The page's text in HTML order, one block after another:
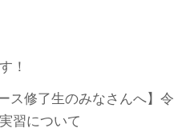
！
ス修了生のみなさんへ】令
習について